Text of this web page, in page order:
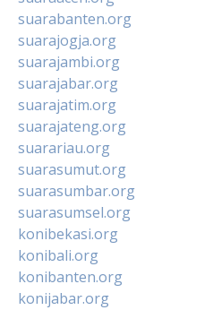
suarabanten.org
suarajogja.org
suarajambi.org
suarajabar.org
suarajatim.org
suarajateng.org
suarariau.org
suarasumut.org
suarasumbar.org
suarasumsel.org
konibekasi.org
konibali.org
konibanten.org
konijabar.org